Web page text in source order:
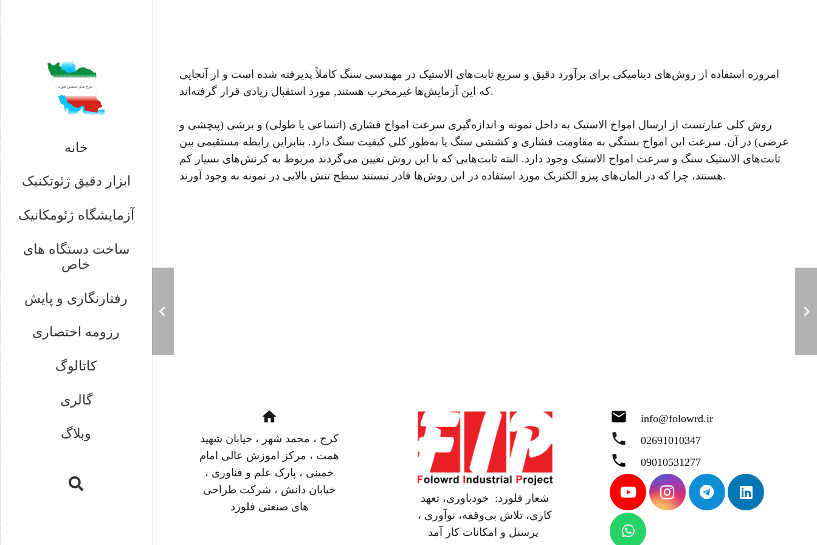
خانه
ابزار دقیق ژئوتکنیک
آزمایشگاه ژئومکانیک
ساخت دستگاه های
خاص
رفتارنگاری و پایش
رزومه اختصاری
کاتالوگ
گالری
وبلاگ
امروزه استفاده از روش‌های دینامیکی برای برآورد دقیق و سریع ثابت‌های الاستیک در مهندسی سنگ کاملاً پذیرفته شده است و از آنجایی
که این آزمایش‌ها غیرمخرب هستند, مورد استقبال زیادی قرار گرفته‌اند.
روش کلی عبارتست از ارسال امواج الاستیک به داخل نمونه و اندازه‌گیری سرعت امواج فشاری (اتساعی یا طولی) و برشی (پیچشی و
عرضی) در آن. سرعت این امواج بستگی به مقاومت فشاری و کششی سنگ یا به‌طور کلی کیفیت سنگ دارد. بنابراین رابطه مستقیمی بین
ثابت‌های الاستیک سنگ و سرعت امواج الاستیک وجود دارد. البته ثابت‌هایی که با این روش تعیین می‌گردند مربوط به کرنش‌های بسیار کم
هستند، چرا که در المان‌های پیزو الکتریک مورد استفاده در این روش‌ها قادر نیستند سطح تنش بالایی در نمونه به وجود آورند.
home
کرج ، محمد شهر ، خیابان شهید
همت ، مرکز اموزش عالی امام
خمینی ، پارک علم و فناوری ،
خیابان دانش ، شرکت طراحی
های صنعتی فلورد
شعار فلورد: خودباوری، تعهد
کاری، تلاش بی‌وقفه، نوآوری ،
mail info@folowrd.ir
phone 02691010347
phone 09010531277